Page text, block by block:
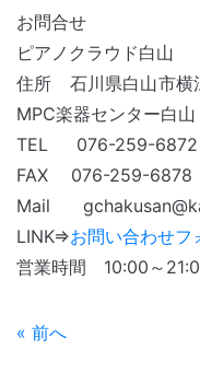
お問合せ
ピアノクラウド白山
住所 石川県白山市横
MPC楽器センター白山
TEL 076-259-6872
FAX 076-259-6878
Mail
LINK⇒お問い合わせフ
営業時間 10:00～
« 前へ